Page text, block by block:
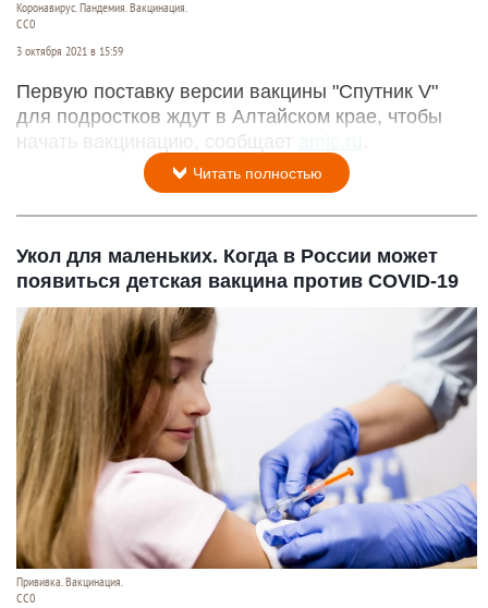
Коронавирус. Пандемия. Вакцинация.
CC0
3 октября 2021 в 15:59
Первую поставку версии вакцины "Спутник V"
для подростков ждут в Алтайском крае, чтобы
начать вакцинацию, сообщает
Читать полностью
Укол для маленьких. Когда в России может
появиться детская вакцина против COVID-19
Прививка. Вакцинация.
СС0